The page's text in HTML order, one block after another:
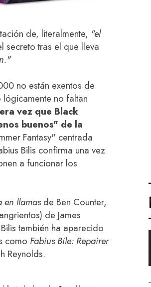
de, literalmente, "el
secreto tras el que lleva
no están exentos de
no faltan
vez que Black
buenos" de la
Fantasy" centrada
Bilis confirma una vez
a funcionar los
en llamasde Ben Counter,
de James
también ha aparecido
como Fabius Bile: Repairer
Reynolds.